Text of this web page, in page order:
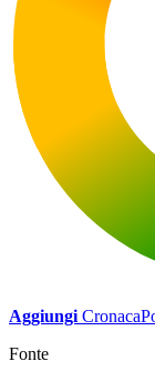
Aggiungi
Fonte